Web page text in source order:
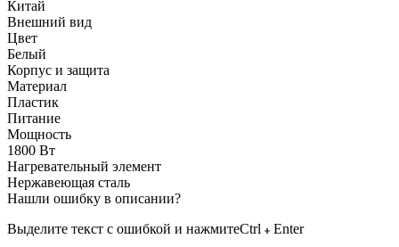
Китай
Внешний вид
Цвет
Белый
Корпус и защита
Материал
Пластик
Питание
Мощность
1800 Вт
Нагревательный элемент
Нержавеющая сталь
Нашли ошибку в описании?
Выделите текст с ошибкой и нажмитеCtrl
Enter